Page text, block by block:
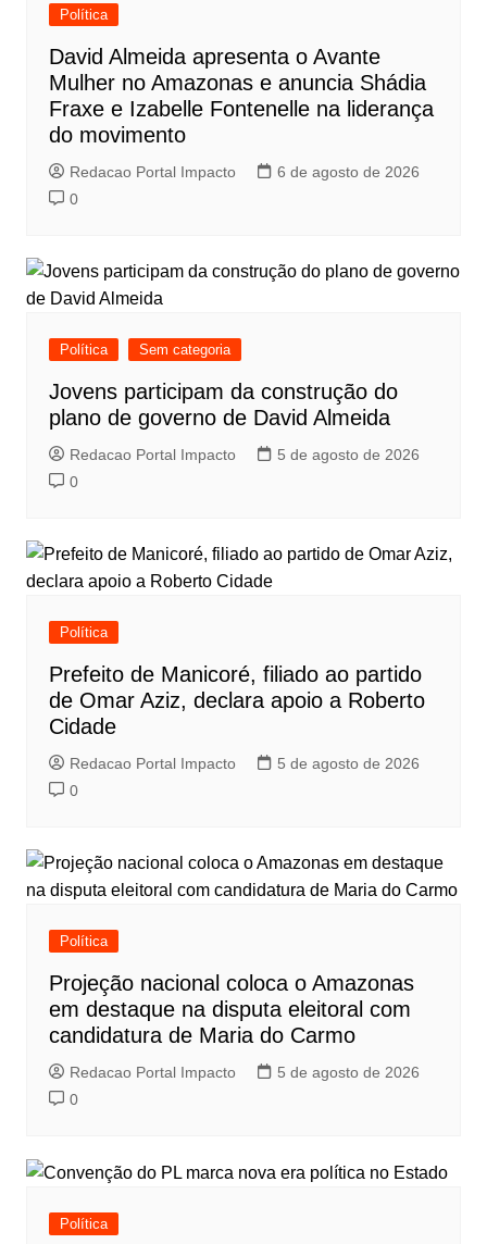
Política
David Almeida apresenta o Avante
Mulher no Amazonas e anuncia Shádia
Fraxe e Izabelle Fontenelle na liderança
do movimento
Redacao Portal Impacto
6 de agosto de 2026
0
Política Sem categoria
Jovens participam da construção do
plano de governo de David Almeida
Redacao Portal Impacto
5 de agosto de 2026
0
Política
Prefeito de Manicoré, filiado ao partido
de Omar Aziz, declara apoio a Roberto
Cidade
Redacao Portal Impacto
5 de agosto de 2026
0
Política
Projeção nacional coloca o Amazonas
em destaque na disputa eleitoral com
candidatura de Maria do Carmo
Redacao Portal Impacto
5 de agosto de 2026
0
Política